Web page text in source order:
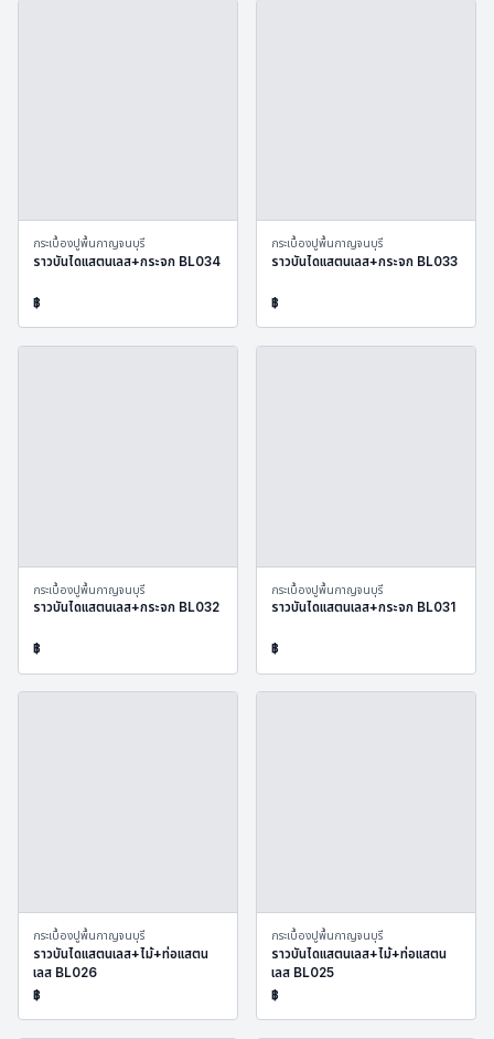
กระเบื้องปูพื้นกาญจนบุรี
ราวบันไดแสตนเลส+กระจก BL034
฿
กระเบื้องปูพื้นกาญจนบุรี
ราวบันไดแสตนเลส+กระจก BL033
฿
กระเบื้องปูพื้นกาญจนบุรี
ราวบันไดแสตนเลส+กระจก BL032
฿
กระเบื้องปูพื้นกาญจนบุรี
ราวบันไดแสตนเลส+กระจก BL031
฿
กระเบื้องปูพื้นกาญจนบุรี
ราวบันไดแสตนเลส+ไม้+ท่อแสตน
เลส BL026
฿
กระเบื้องปูพื้นกาญจนบุรี
ราวบันไดแสตนเลส+ไม้+ท่อแสตน
เลส BL025
฿